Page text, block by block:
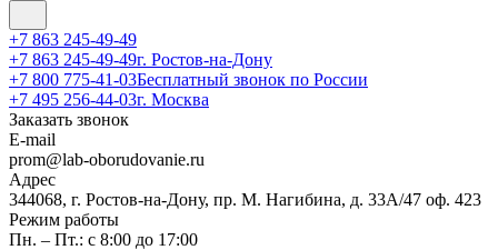
+7 863 245-49-49
+7 863 245-49-49г. Ростов-на-Дону
+7 800 775-41-03Бесплатный звонок по России
+7 495 256-44-03г. Москва
Заказать звонок
E-mail
prom@lab-oborudovanie.ru
Адрес
344068, г. Ростов-на-Дону, пр. М. Нагибина, д. 33А/47 оф. 423
Режим работы
Пн. – Пт.: с 8:00 до 17:00